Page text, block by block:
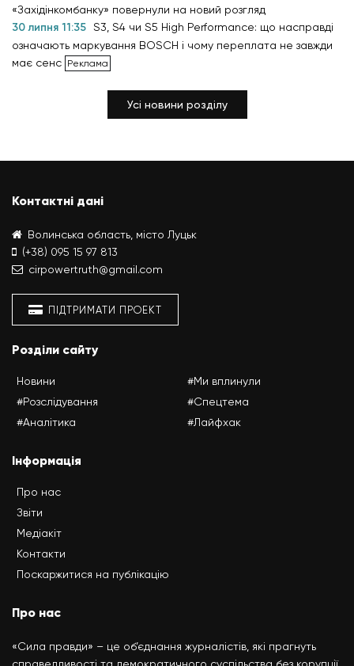
«Західінкомбанку» повернули на новий розгляд
30 липня 11:35 S3, S4 чи S5 High Performance: що насправді
означають маркування BOSCH і чому переплата не завжди
має сенс
Усі новини розділу
Контактні дані
Волинська область, місто Луцьк
(+38) 095 15 97 813
cirpowertruth@gmail.com
ПІДТРИМАТИ ПРОЕКТ
Розділи сайту
Новини
#Розслідування
#Аналітика
#Ми вплинули
#Спецтема
#Лайфхак
Інформація
Про нас
Звіти
Медіакіт
Контакти
Поскаржитися на публікацію
Про нас
«Сила правди» – це об’єднання журналістів, які прагнуть